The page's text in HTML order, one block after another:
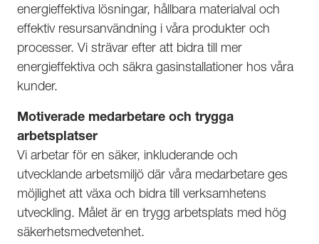
energieffektiva lösningar, hållbara materialval och
effektiv resursanvändning i våra produkter och
processer. Vi strävar efter att bidra till mer
energieffektiva och säkra gasinstallationer hos våra
kunder.
Motiverade medarbetare och trygga
arbetsplatser
Vi arbetar för en säker, inkluderande och
utvecklande arbetsmiljö där våra medarbetare ges
möjlighet att växa och bidra till verksamhetens
utveckling. Målet är en trygg arbetsplats med hög
säkerhetsmedvetenhet.